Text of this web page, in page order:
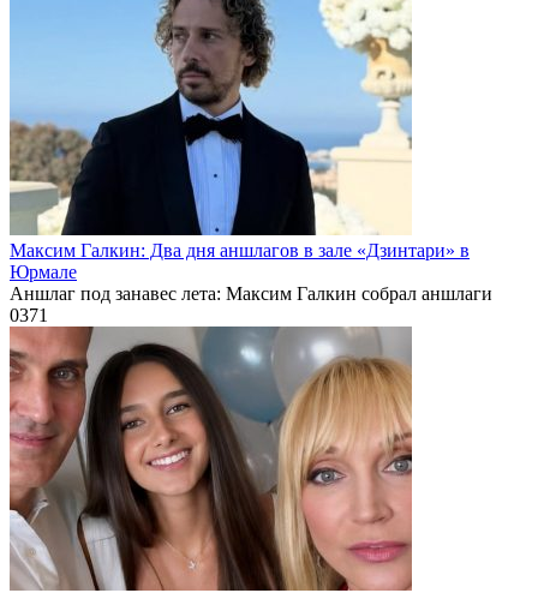
Максим Галкин: Два дня аншлагов в зале «Дзинтари» в
Юрмале
Аншлаг под занавес лета: Максим Галкин собрал аншлаги
0371